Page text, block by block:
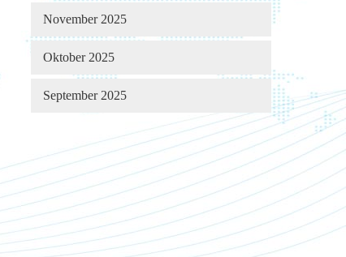
November 2025
Oktober 2025
September 2025